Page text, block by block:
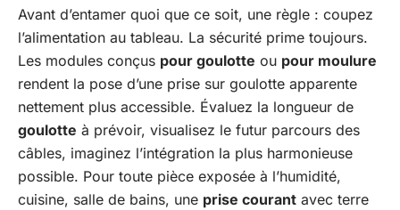
Avant d’entamer quoi que ce soit, une règle : coupez
l’alimentation au tableau. La sécurité prime toujours.
Les modules conçus pour goulotte ou pour moulure
rendent la pose d’une prise sur goulotte apparente
nettement plus accessible. Évaluez la longueur de
goulotte à prévoir, visualisez le futur parcours des
câbles, imaginez l’intégration la plus harmonieuse
possible. Pour toute pièce exposée à l’humidité,
cuisine, salle de bains, une prise courant avec terre